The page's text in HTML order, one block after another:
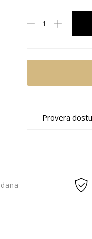
Provera